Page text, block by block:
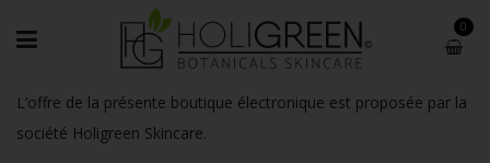
0
L’offre de la présente boutique électronique est proposée par la
société Holigreen Skincare.